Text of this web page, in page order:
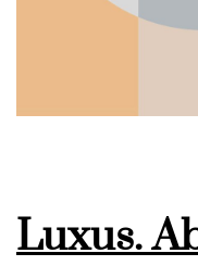
Luxus.